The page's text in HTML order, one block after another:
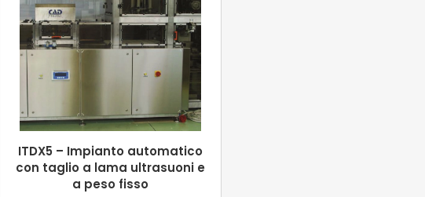
ITDX5 – Impianto automatico
con taglio a lama ultrasuoni e
a peso fisso